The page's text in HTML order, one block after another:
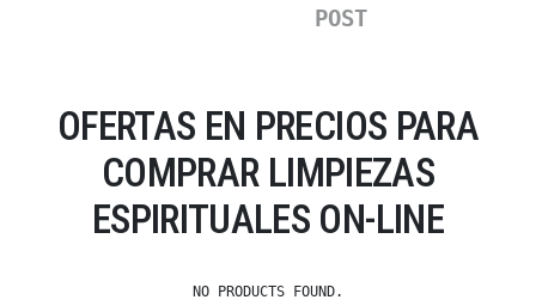
POST
OFERTAS EN PRECIOS PARA
COMPRAR LIMPIEZAS
ESPIRITUALES ON-LINE
NO PRODUCTS FOUND.